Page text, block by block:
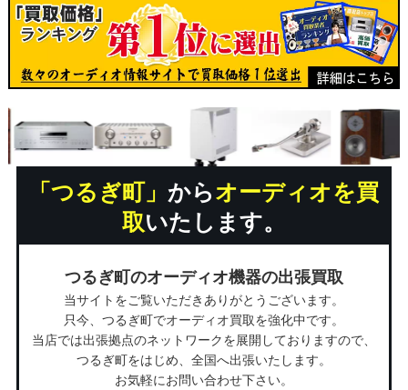
「つるぎ町」からオーディオを買
取いたします。
つるぎ町のオーディオ機器の出張買取
当サイトをご覧いただきありがとうございます。
只今、つるぎ町でオーディオ買取を強化中です。
当店では出張拠点のネットワークを展開しておりますので、
つるぎ町をはじめ、全国へ出張いたします。
お気軽にお問い合わせ下さい。